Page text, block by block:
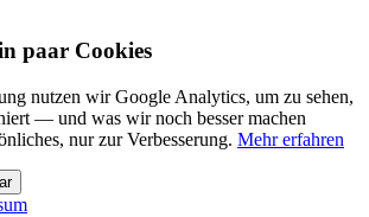
paar Cookies
nutzen wir Google Analytics, um zu sehen,
— und was wir noch besser machen
nur zur Verbesserung. Mehr erfahren